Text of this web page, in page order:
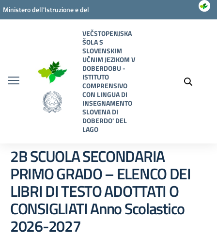
Vai ai contenuti
Vai al menu di navigazione
Vai al footer
Ministero dell'Istruzione e del
VEČSTOPENJSKA
ŠOLA S
SLOVENSKIM
UČNIM JEZIKOM V
DOBERDOBU -
ISTITUTO
COMPRENSIVO
CON LINGUA DI
INSEGNAMENTO
SLOVENA DI
DOBERDO' DEL
LAGO
2B SCUOLA SECONDARIA
PRIMO GRADO – ELENCO DEI
LIBRI DI TESTO ADOTTATI O
CONSIGLIATI Anno Scolastico
2026-2027